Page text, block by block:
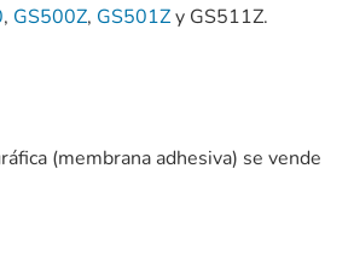
, GS500Z, GS501Zy GS511Z.
(membrana adhesiva) se vende